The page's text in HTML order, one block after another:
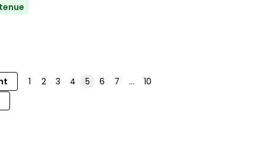
1 2 3 4 5 6 7 …
10